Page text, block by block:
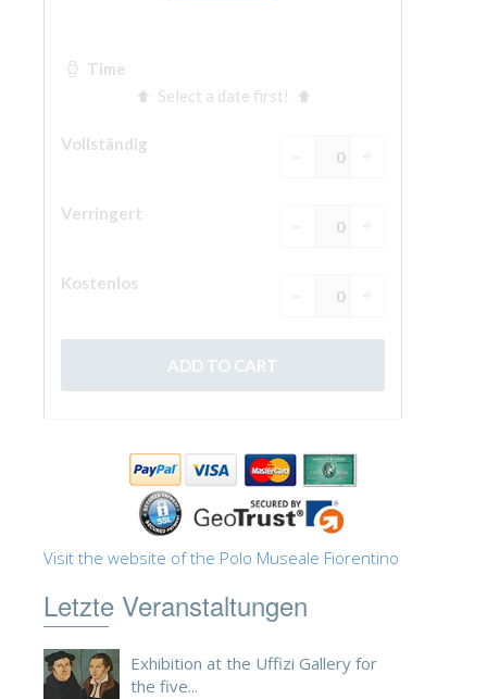
Vasari Corridor
Only Tickets Fast Track Entrance
中文
DEUTSCH
FRANÇAIS
ESPAÑOL
Visit the website of the Polo Museale Fiorentino
Letzte Veranstaltungen
Exhibition at the Uffizi Gallery for
the five...